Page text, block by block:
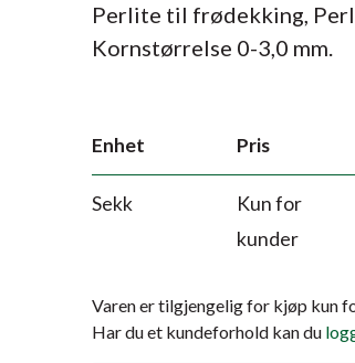
Perlite til frødekking,
Kornstørrelse 0-3,0 mm.
Enhet Pris
Sekk
Kun for
kunder
Varen er tilgjengelig for kjøp kun
Har du et kundeforhold kan du